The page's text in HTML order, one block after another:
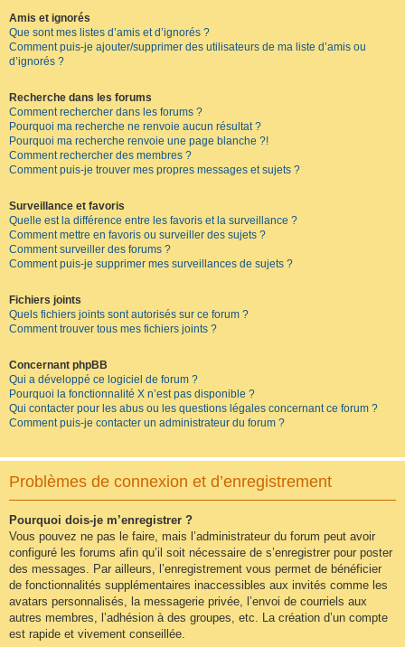
Amis et ignorés
Que sont mes listes d’amis et d’ignorés ?
Comment puis-je ajouter/supprimer des utilisateurs de ma liste d’amis ou
d’ignorés ?
Recherche dans les forums
Comment rechercher dans les forums ?
Pourquoi ma recherche ne renvoie aucun résultat ?
Pourquoi ma recherche renvoie une page blanche ?!
Comment rechercher des membres ?
Comment puis-je trouver mes propres messages et sujets ?
Surveillance et favoris
Quelle est la différence entre les favoris et la surveillance ?
Comment mettre en favoris ou surveiller des sujets ?
Comment surveiller des forums ?
Comment puis-je supprimer mes surveillances de sujets ?
Fichiers joints
Quels fichiers joints sont autorisés sur ce forum ?
Comment trouver tous mes fichiers joints ?
Concernant phpBB
Qui a développé ce logiciel de forum ?
Pourquoi la fonctionnalité X n’est pas disponible ?
Qui contacter pour les abus ou les questions légales concernant ce forum ?
Comment puis-je contacter un administrateur du forum ?
Problèmes de connexion et d’enregistrement
Pourquoi dois-je m’enregistrer ?
Vous pouvez ne pas le faire, mais l’administrateur du forum peut avoir
configuré les forums afin qu’il soit nécessaire de s’enregistrer pour poster
des messages. Par ailleurs, l’enregistrement vous permet de bénéficier
de fonctionnalités supplémentaires inaccessibles aux invités comme les
avatars personnalisés, la messagerie privée, l’envoi de courriels aux
autres membres, l’adhésion à des groupes, etc. La création d’un compte
est rapide et vivement conseillée.